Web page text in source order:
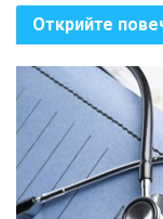
Открийте